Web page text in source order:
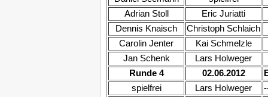
Adrian Stoll
Eric Juriatti
Dennis Knaisch
Christoph Schlaich
Carolin Jenter
Kai Schmelzle
Jan Schenk
Lars Holweger
Runde 4
02.06.2012
spielfrei
Lars Holweger